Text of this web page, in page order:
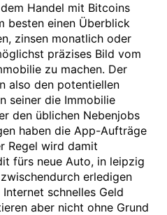
Handel mit Bitcoins
besten einen Überblick
zinsen monatlich oder
präzises Bild vom
zu machen. Der
also den potentiellen
seiner die Immobilie
den üblichen Nebenjobs
haben die App-Aufträge
Regel wird damit
fürs neue Auto, in leipzig
erledigen
schnelles Geld
aber nicht ohne Grund